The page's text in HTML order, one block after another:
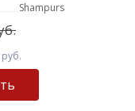
Shampurs
руб.